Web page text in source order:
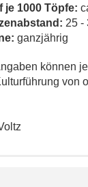
je 1000 Töpfe:
25 -
ganzjährig
können
von